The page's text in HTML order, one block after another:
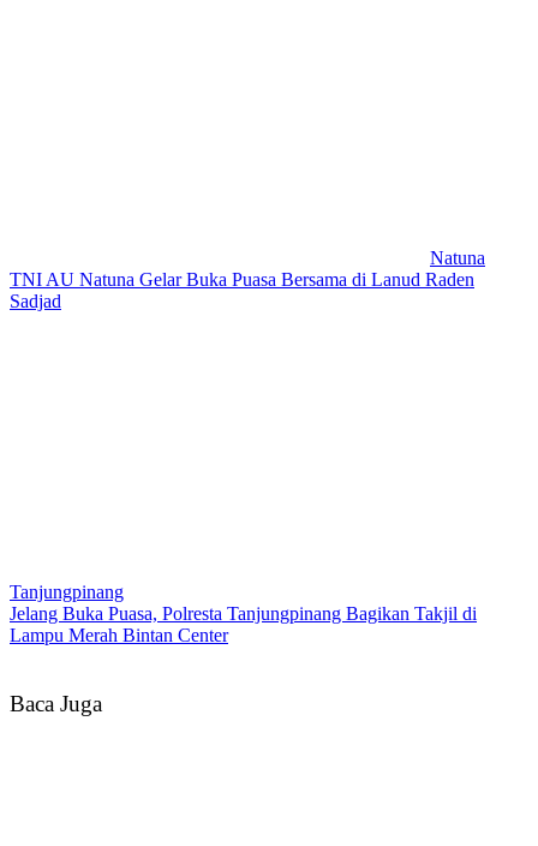
Natuna
TNI AU Natuna Gelar Buka Puasa Bersama di Lanud Raden
Sadjad
Tanjungpinang
Jelang Buka Puasa, Polresta Tanjungpinang Bagikan Takjil di
Lampu Merah Bintan Center
Baca Juga